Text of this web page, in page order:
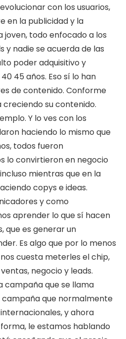
con los usuarios,
en la publicidad y la
joven, todo enfocado a los
y nadie se acuerda de las
poder adquisitivo y
45 años. Eso sí lo han
de contenido. Conforme
su contenido.
Y lo ves con los
haciendo lo mismo que
todos fueron
lo convirtieron en negocio
mientras que en la
copys e ideas.
y como
aprender lo que sí hacen
que es generar un
Es algo que por lo menos
cuesta meterles el chip,
negocio y leads.
campaña que se llama
campaña que normalmente
y ahora
le estamos hablando